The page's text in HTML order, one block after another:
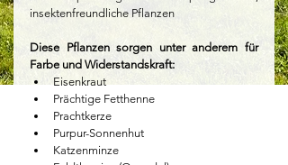
insektenfreundliche Pflanzen
Diese Pflanzen sorgen unter anderem für
Farbe und Widerstandskraft:
Eisenkraut
Prächtige Fetthenne
Prachtkerze
Purpur-Sonnenhut
Katzenminze